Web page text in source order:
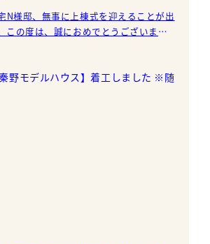
N様邸、無事に上棟式を迎えることが出
この度は、誠におめでとうございま